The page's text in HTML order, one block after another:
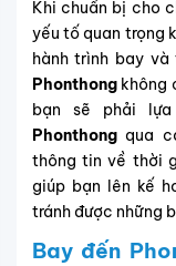
Khi chuẩn bị cho
yếu tố quan trọng
hành trình bay
Phonthongkhông
bạn sẽ phải
Phonthongqua
thông tin về thời
giúp bạn lên kế
tránh được những
Bay đến